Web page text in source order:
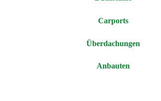
Carports
Überdachungen
Anbauten